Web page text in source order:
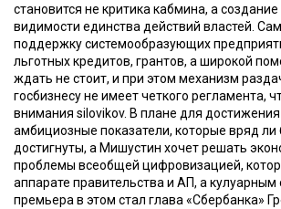
становится не критика кабмина, а
видимости единства действий властей.
поддержку системообразующих
льготных кредитов, грантов, а широкой
ждать не стоит, и при этом механизм
госбизнесу не имеет четкого регламента,
внимания silovikov. В плане для
амбициозные показатели, которые вряд
достигнуты, а Мишустин хочет решать
проблемы всеобщей цифровизацией,
аппарате правительства и АП, а кулуарным
премьера в этом стал глава «Сбербанка»